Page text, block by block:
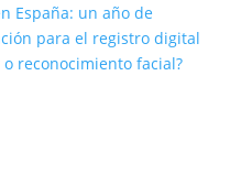
España: un año de
para el registro digital
reconocimiento facial?